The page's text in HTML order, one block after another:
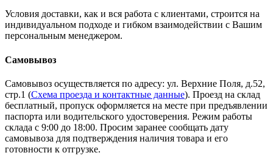
Условия доставки, как и вся работа с клиентами, строится на
индивидуальном подходе и гибком взаимодействии с Вашим
персональным менеджером.
Самовывоз
Самовывоз осуществляется по адресу: ул. Верхние Поля, д.52,
стр.1 (Схема проезда и контактные данные). Проезд на склад
бесплатный, пропуск оформляется на месте при предъявлении
паспорта или водительского удостоверения. Режим работы
склада с 9:00 до 18:00. Просим заранее сообщать дату
самовывоза для подтверждения наличия товара и его
готовности к отгрузке.